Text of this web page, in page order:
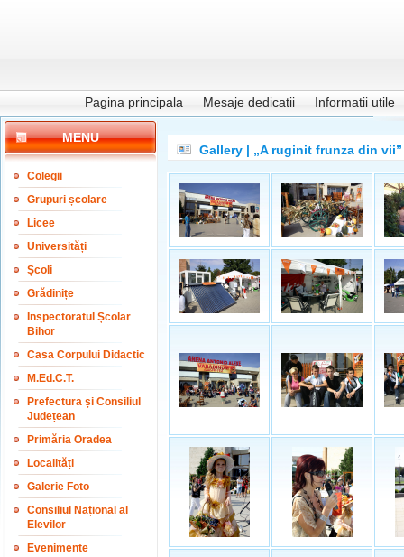
Pagina principala Mesaje dedicatii Informatii utile
MENU
Colegii
Grupuri școlare
Licee
Universități
Școli
Grădinițe
Inspectoratul Școlar
Bihor
Casa Corpului Didactic
M.Ed.C.T.
Prefectura și Consiliul
Județean
Primăria Oradea
Localități
Galerie Foto
Consiliul Național al
Elevilor
Evenimente
Gallery | „A ruginit frunza din vii”